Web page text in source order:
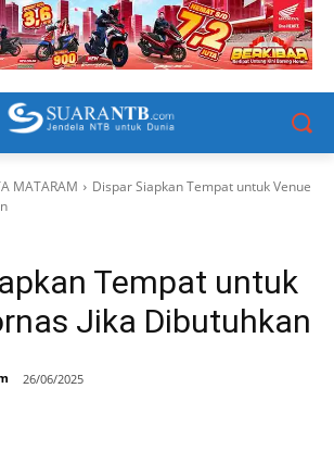
MATARAM
Dispar Siapkan Tempat untuk Venue
Tempat untuk
Jika Dibutuhkan
26/06/2025